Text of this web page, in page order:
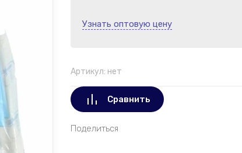
Узнать оптовую цену
Артикул: нет
Сравнить
Поделиться